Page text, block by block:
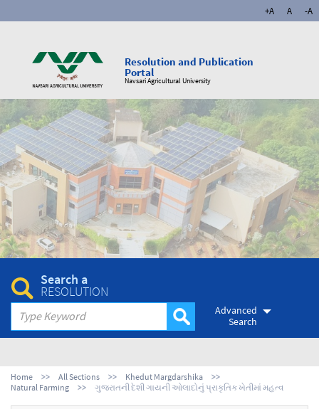
+A A -A
Resolution and Publication
Portal
Navsari Agricultural University
Search a
RESOLUTION
Advanced
Search
Home All Sections
Khedut Margdarshika
Natural Farming
ગુજરાતની દેશી ગાયની ઓલાદોનું પ્રાકૃતિક ખેતીમાં મહત્વ